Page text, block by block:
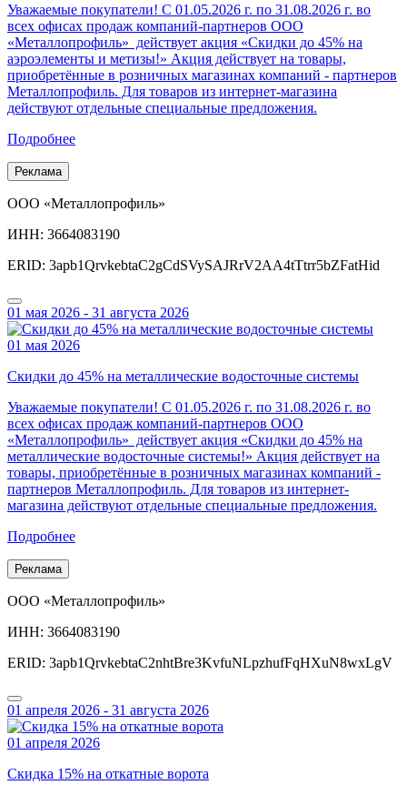
Уважаемые покупатели! С 01.05.2026 г. по 31.08.2026 г. во
всех офисах продаж компаний-партнеров ООО
«Металлопрофиль» действует акция «Скидки до 45% на
аэроэлементы и метизы!» Акция действует на товары,
приобретённые в розничных магазинах компаний - партнеров
Металлопрофиль. Для товаров из интернет-магазина
действуют отдельные специальные предложения.
Подробнее
Реклама
ООО «Металлопрофиль»
ИНН: 3664083190
ERID: 3apb1QrvkebtaC2gCdSVySAJRrV2AA4tTtrr5bZFatHid
01 мая 2026 - 31 августа 2026
01 мая 2026
Скидки до 45% на металлические водосточные системы
Уважаемые покупатели! С 01.05.2026 г. по 31.08.2026 г. во
всех офисах продаж компаний-партнеров ООО
«Металлопрофиль» действует акция «Скидки до 45% на
металлические водосточные системы!» Акция действует на
товары, приобретённые в розничных магазинах компаний -
партнеров Металлопрофиль. Для товаров из интернет-
магазина действуют отдельные специальные предложения.
Подробнее
Реклама
ООО «Металлопрофиль»
ИНН: 3664083190
ERID: 3apb1QrvkebtaC2nhtBre3KvfuNLpzhufFqHXuN8wxLgV
01 апреля 2026 - 31 августа 2026
01 апреля 2026
Скидка 15% на откатные ворота